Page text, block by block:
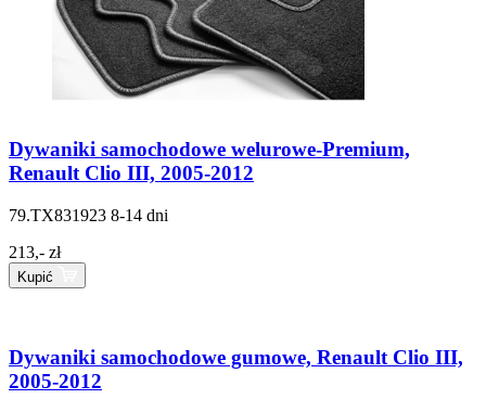
Dywaniki samochodowe welurowe-Premium,
Renault Clio III, 2005-2012
79.TX831923 8-14 dni
213,- zł
Kupić
Dywaniki samochodowe gumowe, Renault Clio III,
2005-2012